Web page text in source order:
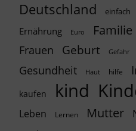
Deutschland einfach
Ernährung Euro Familie
Frauen Geburt Gefahr
Gesundheit
Haut hilfe
kaufen kind
Leben Lernen Mutter